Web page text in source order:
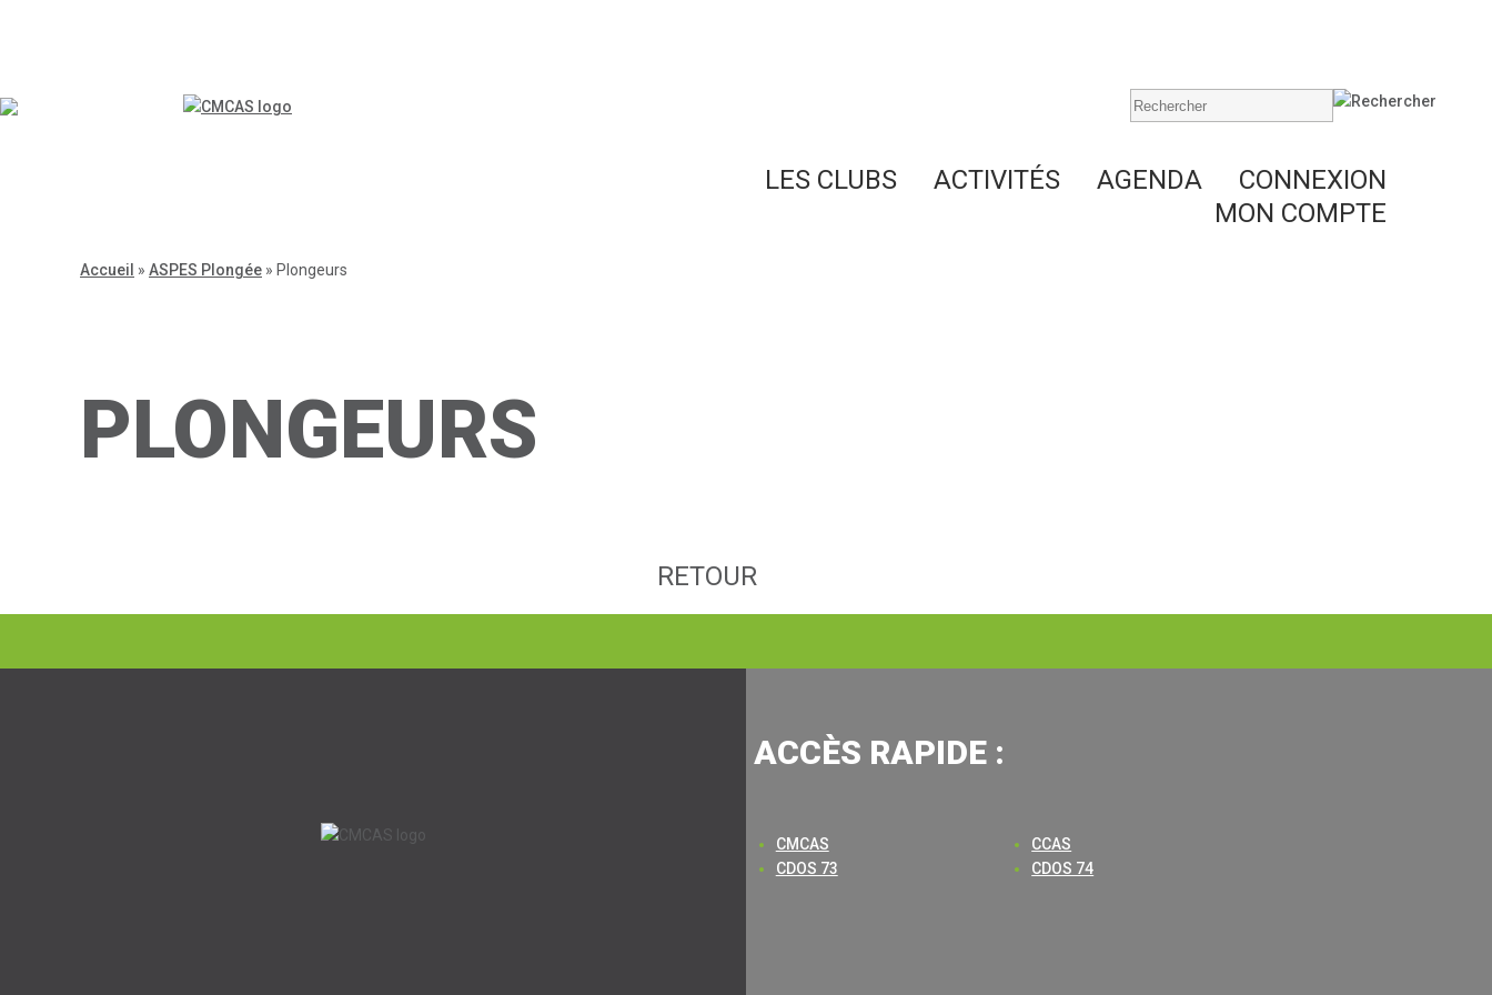
LES CLUBS ACTIVITÉS AGENDA
CONNEXION
MON COMPTE
Accueil » ASPES Plongée » Plongeurs
PLONGEURS
RETOUR
ACCÈS RAPIDE :
CMCAS
CCAS
CDOS 73
CDOS 74